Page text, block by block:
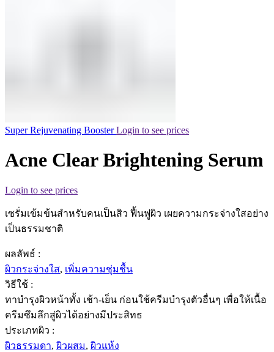
Super Rejuvenating BoosterLogin to see prices
Acne Clear Brightening Serum
Login to see prices
เซรั่มเข้มข้นสำหรับคนเป็นสิว ฟื้นฟูผิว เผยความกระจ่างใสอย่าง
เป็นธรรมชาติ
ผลลัพธ์ :
ผิวกระจ่างใส, เพิ่มความชุ่มชื้น
วิธีใช้ :
ทาบำรุงผิวหน้าทั้ง เช้า-เย็น ก่อนใช้ครีมบำรุงตัวอื่นๆ เพื่อให้เนื้อ
ครีมซึมลึกสู่ผิวได้อย่างมีประสิทธ
ประเภทผิว :
ผิวธรรมดา, ผิวผสม, ผิวแห้ง